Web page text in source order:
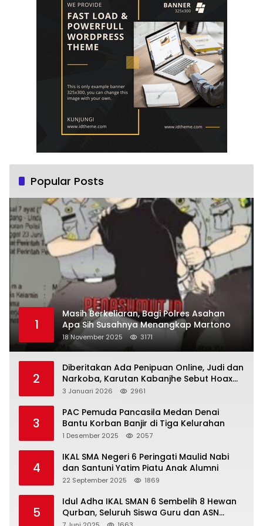
Popular Posts
1
Masih Berkeliaran, Bagi Polres Asahan
Apa Sih Susahnya Menangkap Martono
18 November 2025 3171
2
Diberitakan Ada Penipuan Online, Judi dan
Narkoba, Karutan Kabanjhe Sebut Hoax
dan Berita Tak Beryanggungjawab
3 Januari 2026 2961
3
PAC Pemuda Pancasila Medan Denai
Bantu Korban Banjir di Tiga Kelurahan
1 Desember 2025 2057
4
IKAL SMA Negeri 6 Peringati Maulid Nabi
dan Santuni Yatim Piatu Anak Alumni
22 September 2025 1869
5
Idul Adha IKAL SMAN 6 Sembelih 8 Hewan
Qurban, Seluruh Siswa Guru dan ASN
Dapat Daging